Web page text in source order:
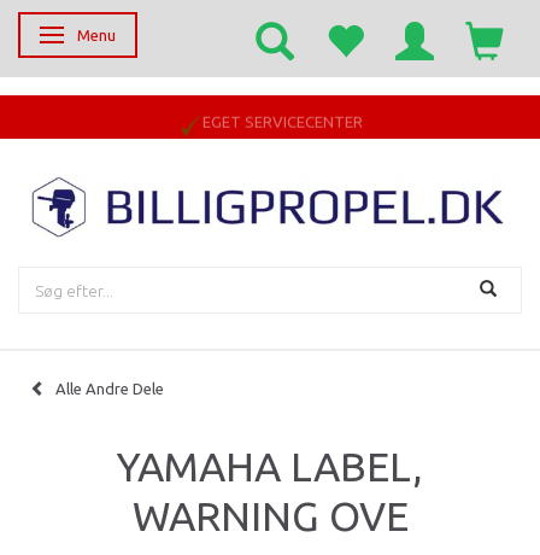
Skifte navigation
Menu
EGET SERVICECENTER
Alle Andre Dele
YAMAHA LABEL,
WARNING OVE